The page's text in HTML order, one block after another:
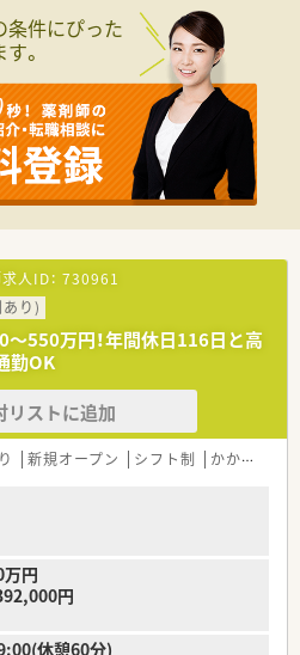
上の歴史を持ち安定した病院運営を行
しノー残業デーや休暇制度の充実を
の全自動錠剤分包機や監査システム
やすい環境でプライベートを大切に
調剤や指導業務のスキルを更に磨き
や新病院の立ち上げに関わることに
条件にぴった
。
人ID： 730961
り)
～550万円！年間休日116日と高
勤OK
リストに追加
新規オープン シフト制 かかりつけ薬剤師
円
円
休憩60分)